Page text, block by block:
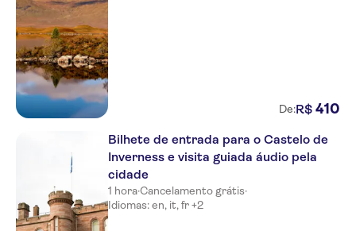
De:R$ 410
Bilhete de entrada para o Castelo de
Inverness e visita guiada áudio pela
cidade
1 hora·Cancelamento grátis·
Idiomas: en, it, fr +2